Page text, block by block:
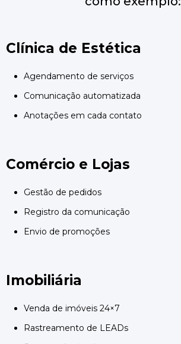
Clínica de Estética
Agendamento de serviços
Comunicação automatizada
Anotações em cada contato
Comércio e Lojas
Gestão de pedidos
Registro da comunicação
Envio de promoções
Imobiliária
Venda de imóveis 24×7
Rastreamento de LEADs